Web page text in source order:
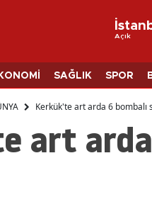
AçıkAdana
Ağrı
SAĞLIK SPOR
Kerkük'te art arda 6 bombalı
art arda